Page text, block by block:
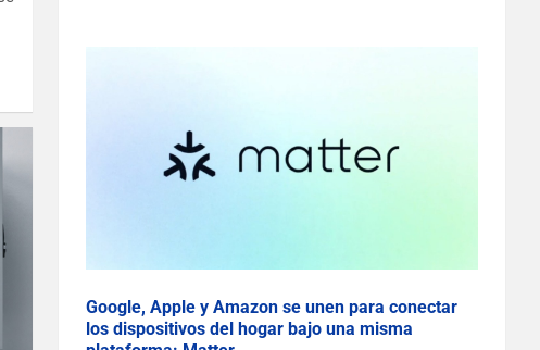
Google, Apple y Amazon se unen para conectar
los dispositivos del hogar bajo una misma